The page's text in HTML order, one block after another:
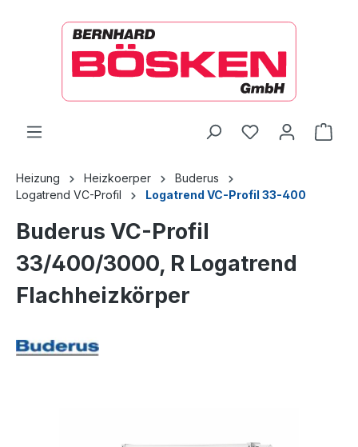
Heizung Heizkoerper
Buderus
Logatrend VC-Profil
Logatrend VC-Profil 33-400
Buderus VC-Profil
33/400/3000, R Logatrend
Flachheizkörper